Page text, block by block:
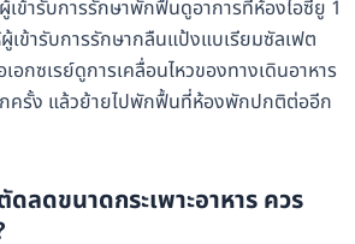
เข้ารับการรักษาพักฟื้นดูอาการที่ห้องไอซียู 1
เข้ารับการรักษากลืนแป้งแบเรียมซัลเฟต
กซเรย์ดูการเคลื่อนไหวของทางเดินอาหาร
กครั้ง แล้วย้ายไปพักฟื้นที่ห้องพักปกติต่ออีก
ลดขนาดกระเพาะอาหาร ควร